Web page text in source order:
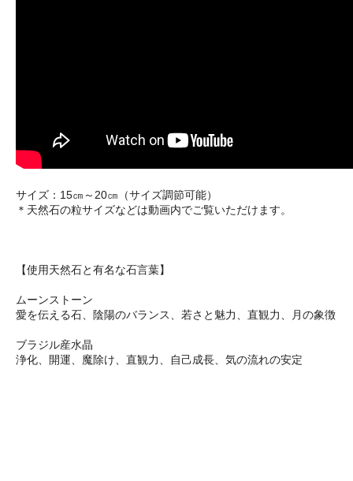
サイズ：15㎝～20㎝（サイズ調節可能）
＊天然石の粒サイズなどは動画内でご覧いただけます。
【使用天然石と有名な石言葉】
ムーンストーン
愛を伝える石、陰陽のバランス、若さと魅力、直観力、月の象徴
ブラジル産水晶
浄化、開運、魔除け、直観力、自己成長、気の流れの安定